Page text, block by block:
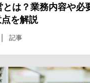
は？業務内容や必
を解説
記事